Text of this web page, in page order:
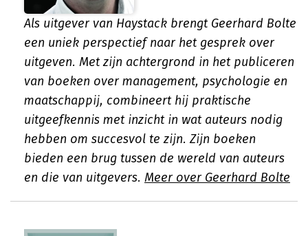
Als uitgever van Haystack brengt Geerhard Bolte
een uniek perspectief naar het gesprek over
uitgeven. Met zijn achtergrond in het publiceren
van boeken over management, psychologie en
maatschappij, combineert hij praktische
uitgeefkennis met inzicht in wat auteurs nodig
hebben om succesvol te zijn. Zijn boeken
bieden een brug tussen de wereld van auteurs
en die van uitgevers. Meer over Geerhard Bolte